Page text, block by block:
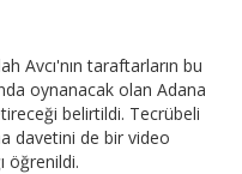
Avcı'nın taraftarların bu
oynanacak olan Adana
belirtildi. Tecrübeli
davetini de bir video
öğrenildi.